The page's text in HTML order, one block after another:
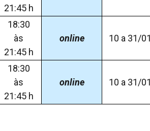
21:45 h
18:30
às
21:45 h
online 10 a 31/
18:30
às
21:45 h
online 10 a 31/